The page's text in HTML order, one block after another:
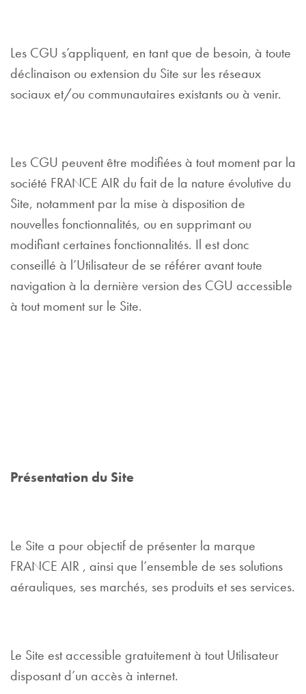
Les CGU s’appliquent, en tant que de besoin, à toute
déclinaison ou extension du Site sur les réseaux
sociaux et/ou communautaires existants ou à venir.
Les CGU peuvent être modifiées à tout moment par la
société FRANCE AIR du fait de la nature évolutive du
Site, notamment par la mise à disposition de
nouvelles fonctionnalités, ou en supprimant ou
modifiant certaines fonctionnalités. Il est donc
conseillé à l’Utilisateur de se référer avant toute
navigation à la dernière version des CGU accessible
à tout moment sur le Site.
Présentation du Site
Le Site a pour objectif de présenter la marque
FRANCE AIR , ainsi que l’ensemble de ses solutions
aérauliques, ses marchés, ses produits et ses services.
Le Site est accessible gratuitement à tout Utilisateur
disposant d’un accès à internet.